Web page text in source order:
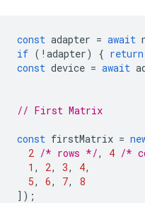
const adapter = await
if ( ! adapter) { return
const device = await
// First Matrix
const firstMatrix =
2 /* rows */, 4 /*
1 , 2, 3, 4,
5, 6, 7,
8
]);